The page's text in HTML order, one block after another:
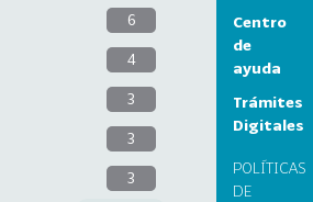
6
4
3
3
3
Centro
de
ayuda
Trámites
Digitales
POLÍTICAS
DE